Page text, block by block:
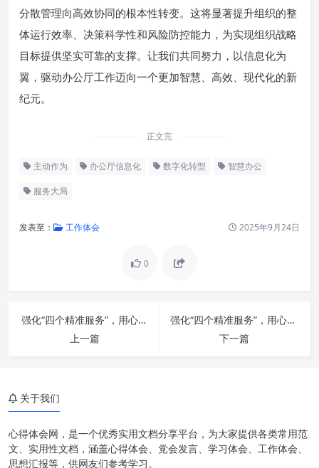
分散管理向高效协同的根本性转变。这将显著提升组织的整
体运行效率、决策科学性和风险防控能力，为实现组织战略
目标提供坚实可靠的支撑。让我们共同努力，以信息化为
翼，驱动办公厅工作迈向一个更加智慧、高效、现代化的新
纪元。
正文完
主动作为 办公厅信息化 数字化转型 智慧办公
服务大局
发表至： 工作体会 2025年9月24日
0
强化“四个精准服务”，用心用情做好老干部工作：新时代背景下的深度实践与温度关怀
上一篇
强化“四个精准服务”，用心用情绘就老干部幸福底色
下一篇
引言：新时代办公厅工作的核心
遇
以信息化赋能：现代化办公厅的
核心引擎
关于我们
心得体会网，是一个优秀实用文档分享平台，为大家提供各类常用范
文、实用性文档，涵盖心得体会、党会发言、学习体会、工作体会、
思想汇报等，供网友们参考学习。